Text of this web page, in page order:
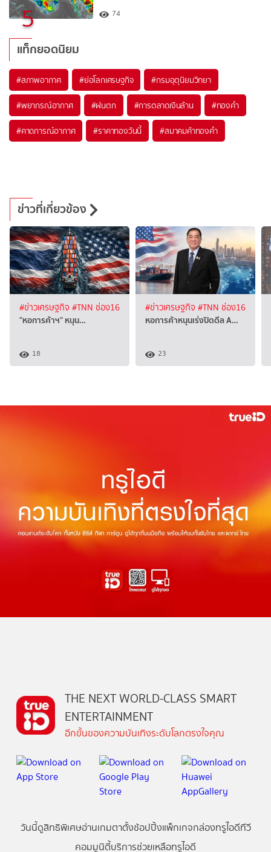
5 74
แท็กยอดนิยม
#สภาพอากาศ #ย่อโลกเศรษฐกิจ #กรมอุตุนิยมวิทยา
#พยากรณ์อากาศ #ฝนตก #การตลาดเงินล้าน #ทองคำ
#คาดการณ์อากาศ #ราคาทองวันนี้ #สมาคมค้าทองคำ
ข่าวที่เกี่ยวข้อง
#ข่าวเศรษฐกิจ #TNN ช่อง16
"หอการค้าฯ" หนุน…
18
#ข่าวเศรษฐกิจ #TNN ช่อง16
หอการค้าหนุนเร่งปิดดีล A…
23
THE NEXT WORLD-CLASS SMART
ENTERTAINMENT
อีกขั้นของความบันเทิงระดับโลกตรงใจคุณ
วันนี้ดูสิทธิพิเศษอ่านเกมตาตั้งช้อปปิ้งแพ็กเกจกล่องทรูไอดีทีวี
คอมมูนิตี้บริการช่วยเหลือทรูไอดี